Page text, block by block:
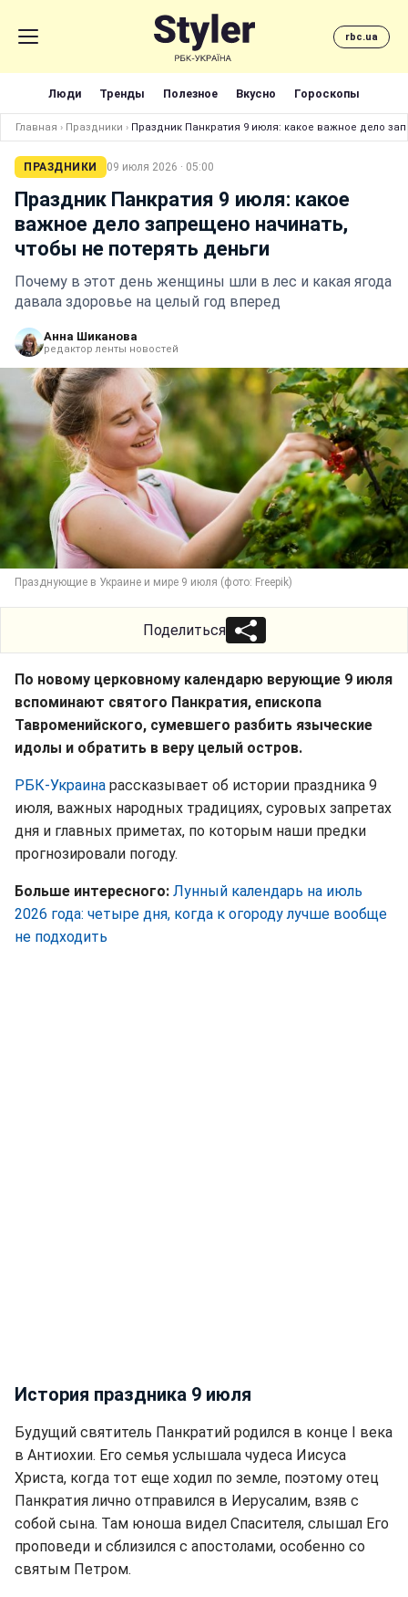
rbc.ua
Люди Тренды Полезное Вкусно Гороскопы
Главная › Праздники › Праздник Панкратия 9 июля: какое важное дело
ПРАЗДНИКИ 09 июля 2026 · 05:00
Праздник Панкратия 9 июля: какое
важное дело запрещено начинать,
чтобы не потерять деньги
Почему в этот день женщины шли в лес и какая ягода
давала здоровье на целый год вперед
Анна Шиканова
редактор ленты новостей
Празднующие в Украине и мире 9 июля (фото: Freepik)
Поделиться
По новому церковному календарю верующие 9 июля
вспоминают святого Панкратия, епископа
Тавроменийского, сумевшего разбить языческие
идолы и обратить в веру целый остров.
РБК-Украина рассказывает об истории праздника 9
июля, важных народных традициях, суровых запретах
дня и главных приметах, по которым наши предки
прогнозировали погоду.
Больше интересного: Лунный календарь на июль
2026 года: четыре дня, когда к огороду лучше вообще
не подходить
История праздника 9 июля
Будущий святитель Панкратий родился в конце I века
в Антиохии. Его семья услышала чудеса Иисуса
Христа, когда тот еще ходил по земле, поэтому отец
Панкратия лично отправился в Иерусалим, взяв с
собой сына. Там юноша видел Спасителя, слышал Его
проповеди и сблизился с апостолами, особенно со
святым Петром.